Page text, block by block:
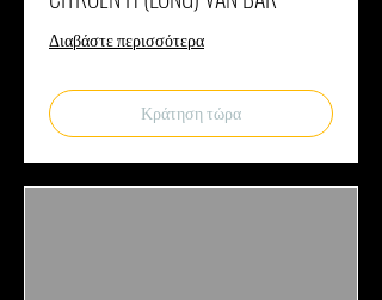
Διαβάστε περισσότερα
Κράτηση τώρα